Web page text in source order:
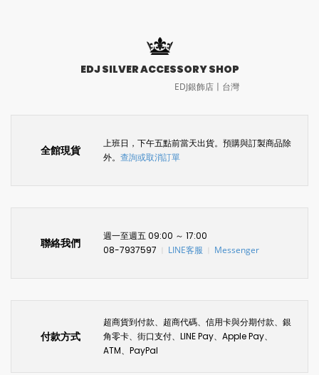
EDJ SILVER ACCESSORY SHOP
EDJ銀飾店〡台灣
全館現貨
上班日，下午五點前當天出貨。預購與訂製商品除
外。 查詢或取消訂單
聯絡我們
週一至週五 09:00 ～ 17:00
08-7937597
LINE客服 Messenger
付款方式
超商貨到付款、超商代碼、信用卡與分期付款、銀
角零卡、街口支付、LINE Pay、Apple Pay、
ATM、PayPal